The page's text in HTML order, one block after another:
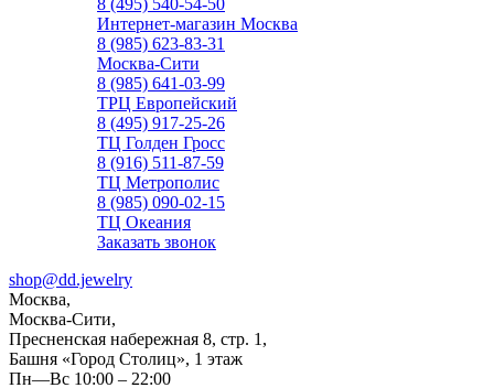
8 (495) 540-54-50
Интернет-магазин Москва
8 (985) 623-83-31
Москва-Сити
8 (985) 641-03-99
ТРЦ Европейский
8 (495) 917-25-26
ТЦ Голден Гросс
8 (916) 511-87-59
ТЦ Метрополис
8 (985) 090-02-15
ТЦ Океания
Заказать звонок
shop@dd.jewelry
Москва,
Москва-Сити,
Пресненская набережная 8, стр. 1,
Башня «Город Столиц», 1 этаж
Пн—Вс 10:00 – 22:00